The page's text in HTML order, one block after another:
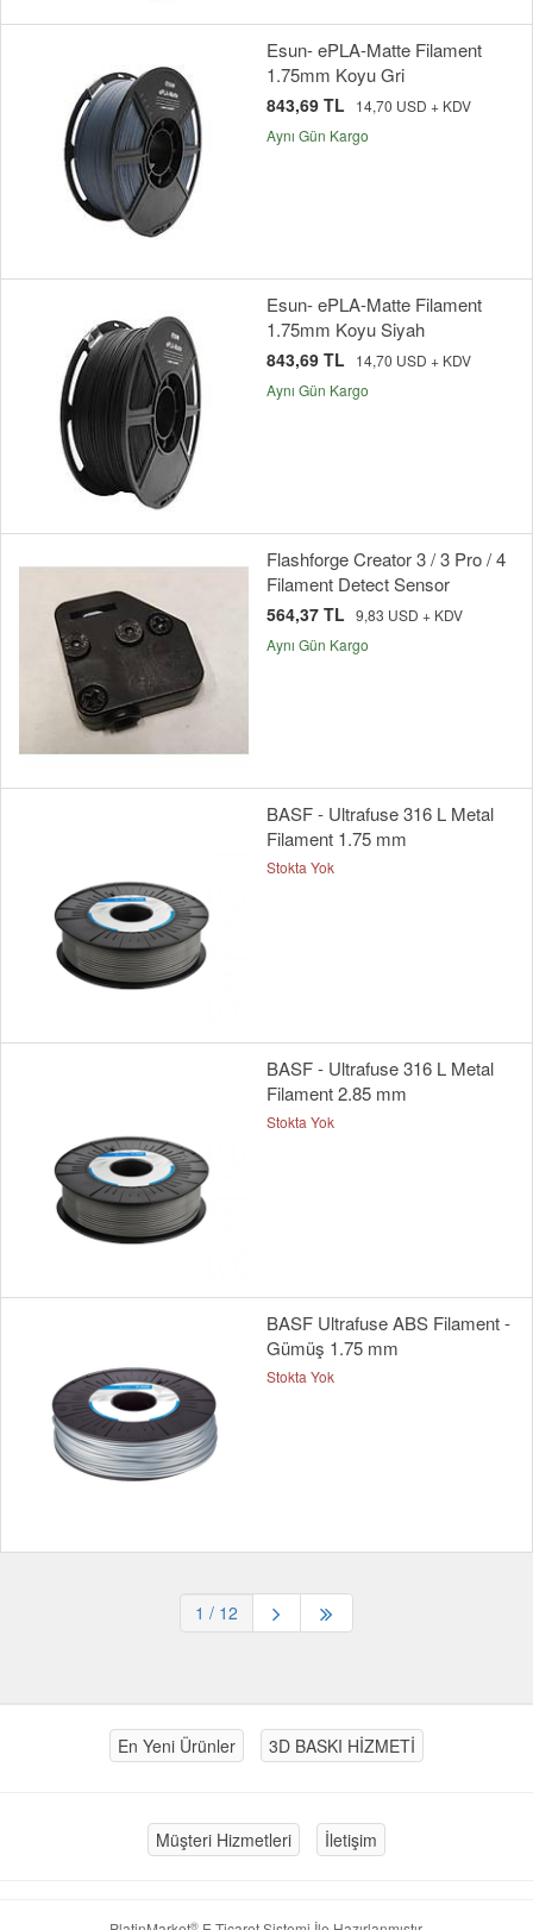
Esun- ePLA-Matte Filament
1.75mm Koyu Gri
843,69 TL
14,70 USD + KDV
Aynı Gün Kargo
Esun- ePLA-Matte Filament
1.75mm Koyu Siyah
843,69 TL
14,70 USD + KDV
Aynı Gün Kargo
Flashforge Creator 3 / 3 Pro / 4
Filament Detect Sensor
564,37 TL 9,83 USD + KDV
Aynı Gün Kargo
BASF - Ultrafuse 316 L Metal
Filament 1.75 mm
Stokta Yok
BASF - Ultrafuse 316 L Metal
Filament 2.85 mm
Stokta Yok
BASF Ultrafuse ABS Filament -
Gümüş 1.75 mm
Stokta Yok
1 / 12
En Yeni Ürünler 3D BASKI HİZMETİ
Müşteri Hizmetleri İletişim
®